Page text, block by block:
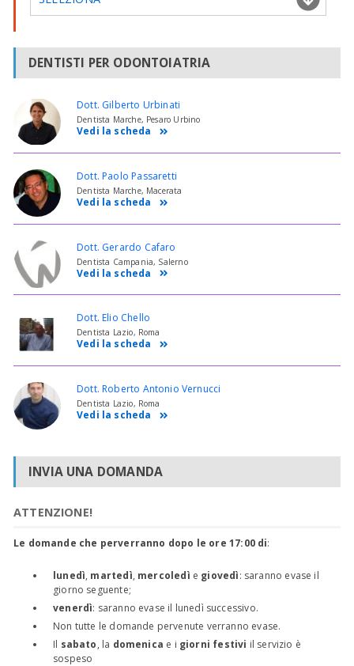
DENTISTI PER ODONTOIATRIA
Dott. Gilberto Urbinati
Dentista Marche, Pesaro Urbino
Vedi la scheda
Dott. Paolo Passaretti
Dentista Marche, Macerata
Vedi la scheda
Dott. Gerardo Cafaro
Dentista Campania, Salerno
Vedi la scheda
Dott. Elio Chello
Dentista Lazio, Roma
Vedi la scheda
Dott. Roberto Antonio Vernucci
Dentista Lazio, Roma
Vedi la scheda
INVIA UNA DOMANDA
ATTENZIONE!
Le domande che perverranno dopo le ore 17:00 di:
lunedì, martedì, mercoledì e giovedì: saranno evase il
giorno seguente;
venerdì: saranno evase il lunedì successivo.
Non tutte le domande pervenute verranno evase.
Il sabato, la domenica e i giorni festivi il servizio è
sospeso